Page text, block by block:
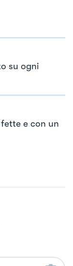
su ogni
e con un